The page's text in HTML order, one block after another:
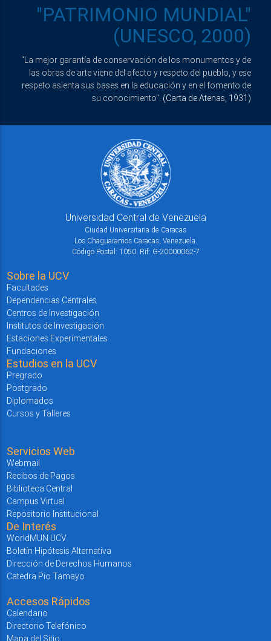
"PATRIMONIO MUNDIAL"
(UNESCO, 2000)
"La mejor garantía de conservación de los monumentos y de
las obras de arte viene del afecto y respeto del pueblo, y ese
respeto asienta sus bases en la educación y en el fomento de
su conocimiento". (Carta de Atenas, 1931)
Universidad Central de Venezuela
Ciudad Universitaria de Caracas
Los Chaguaramos Caracas, Venezuela.
Código Postal: 1050. Rif: G-20000062-7
Sobre la UCV
Facultades
Dependencias Centrales
Centros de Investigación
Institutos de Investigación
Estaciones Experimentales
Fundaciones
Estudios en la UCV
Pregrado
Postgrado
Diplomados
Cursos y Talleres
Servicios Web
Webmail
Recibos de Pagos
Biblioteca Central
Campus Virtual
Repositorio Institucional
De Interés
WorldMUN UCV
Boletín Hipótesis Alternativa
Dirección de Derechos Humanos
Catedra Pio Tamayo
Accesos Rápidos
Calendario
Directorio Telefónico
Mapa del Sitio